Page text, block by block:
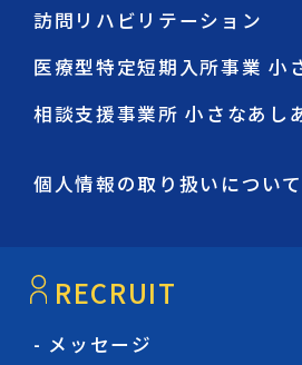
訪問リハビリテーション
医療型特定短期入所事業 小
相談支援事業所 小さなあし
個人情報の取り扱いについ
RECRUIT
- メッセージ